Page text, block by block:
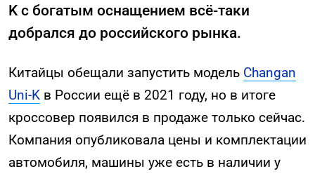
K с богатым оснащением всё-таки
добрался до российского рынка.
Китайцы обещали запустить модель Changan
Uni-K в России ещё в 2021 году, но в итоге
кроссовер появился в продаже только сейчас.
Компания опубликовала цены и комплектации
автомобиля, машины уже есть в наличии у